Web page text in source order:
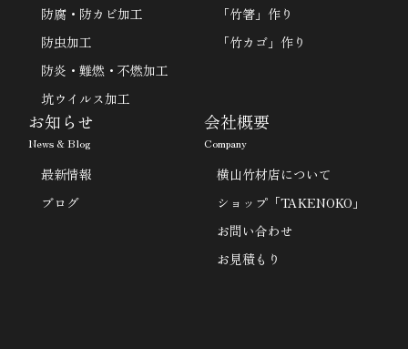
防腐・防カビ加工
防虫加工
防炎・難燃・不燃加工
坑ウイルス加工
「竹箸」作り
「竹カゴ」作り
お知らせ
News & Blog
最新情報
ブログ
会社概要
Company
横山竹材店について
ショップ「TAKENOKO」
お問い合わせ
お見積もり